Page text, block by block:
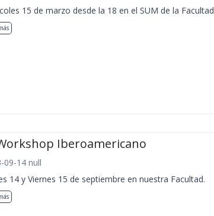
15 de marzo desde la 18 en el SUM de la Facultad
Iberoamericano
09-14 null
14 y Viernes 15 de septiembre en nuestra Facultad.